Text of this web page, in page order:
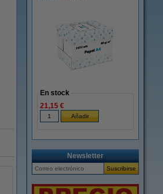
En stock
21,15 €
Newsletter